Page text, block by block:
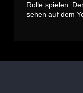
Rolle spielen.
sehen auf dem